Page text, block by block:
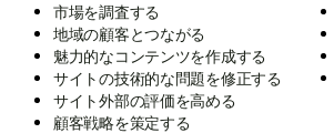
市場を調査する
地域の顧客とつながる
魅力的なコンテンツを作成する
サイトの技術的な問題を修正する
サイト外部の評価を高める
顧客戦略を策定する